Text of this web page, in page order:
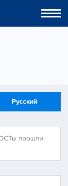
Русский
прошли